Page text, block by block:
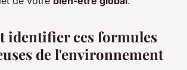
identifier ces formules
de l'environnement